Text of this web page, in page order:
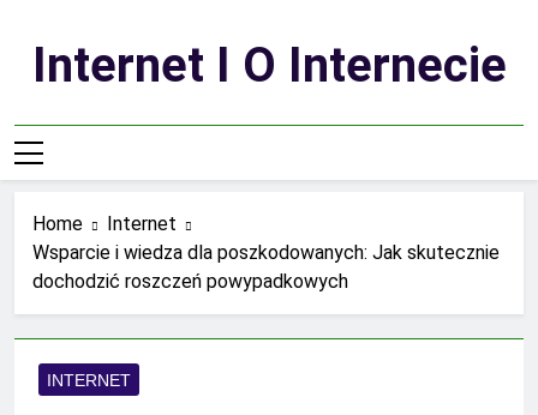
contentInternet I O Internecie
Home
Internet
Wsparcie i wiedza dla poszkodowanych: Jak skutecznie
dochodzić roszczeń powypadkowych
INTERNET